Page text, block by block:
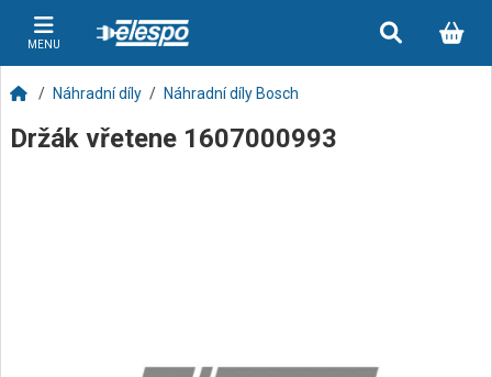
MENU
Náhradní díly Náhradní díly Bosch
Držák vřetene 1607000993